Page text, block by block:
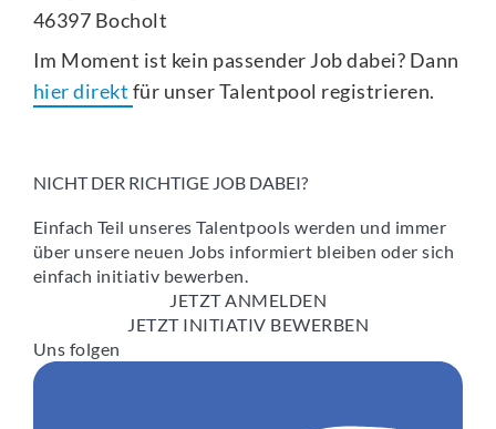
46397 Bocholt
Im Moment ist kein passender Job dabei? Dann
hier direkt für unser Talentpool registrieren.
NICHT DER RICHTIGE JOB DABEI?
Einfach Teil unseres Talentpools werden und immer
über unsere neuen Jobs informiert bleiben oder sich
einfach initiativ bewerben.
JETZT ANMELDEN
JETZT INITIATIV BEWERBEN
Uns folgen